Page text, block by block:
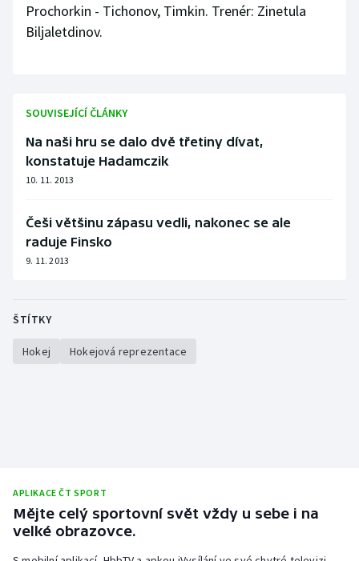
Prochorkin - Tichonov, Timkin. Trenér: Zinetula
Biljaletdinov.
SOUVISEJÍCÍ ČLÁNKY
Na naši hru se dalo dvě třetiny dívat,
konstatuje Hadamczik
10. 11. 2013
Češi většinu zápasu vedli, nakonec se ale
raduje Finsko
9. 11. 2013
ŠTÍTKY
Hokej Hokejová reprezentace
APLIKACE ČT SPORT
Mějte celý sportovní svět vždy u sebe i na
velké obrazovce.